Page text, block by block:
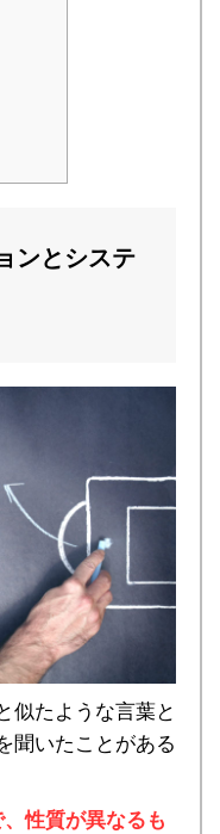
ンとシステ
似たような言葉と
聞いたことがある
性質が異なるも